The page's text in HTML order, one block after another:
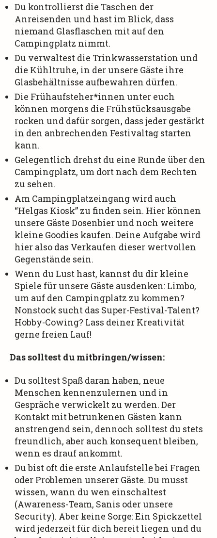
Du kontrollierst die Taschen der
Anreisenden und hast im Blick, dass
niemand Glasflaschen mit auf den
Campingplatz nimmt.
Du verwaltest die Trinkwasserstation und
die Kühltruhe, in der unsere Gäste ihre
Glasbehältnisse aufbewahren dürfen.
Die Frühaufsteher*innen unter euch
können morgens die Frühstücksausgabe
rocken und dafür sorgen, dass jeder gestärkt
in den anbrechenden Festivaltag starten
kann.
Gelegentlich drehst du eine Runde über den
Campingplatz, um dort nach dem Rechten
zu sehen.
Am Campingplatzeingang wird auch
“Helgas Kiosk” zu finden sein. Hier können
unsere Gäste Dosenbier und noch weitere
kleine Goodies kaufen. Deine Aufgabe wird
hier also das Verkaufen dieser wertvollen
Gegenstände sein.
Wenn du Lust hast, kannst du dir kleine
Spiele für unsere Gäste ausdenken: Limbo,
um auf den Campingplatz zu kommen?
Nonstock sucht das Super-Festival-Talent?
Hobby-Cowing? Lass deiner Kreativität
gerne freien Lauf!
Das solltest du mitbringen/wissen:
Du solltest Spaß daran haben, neue
Menschen kennenzulernen und in
Gespräche verwickelt zu werden. Der
Kontakt mit betrunkenen Gästen kann
anstrengend sein, dennoch solltest du stets
freundlich, aber auch konsequent bleiben,
wenn es drauf ankommt.
Du bist oft die erste Anlaufstelle bei Fragen
oder Problemen unserer Gäste. Du musst
wissen, wann du wen einschaltest
(Awareness-Team, Sanis oder unsere
Security). Aber keine Sorge: Ein Spickzettel
wird jederzeit für dich bereit liegen und du